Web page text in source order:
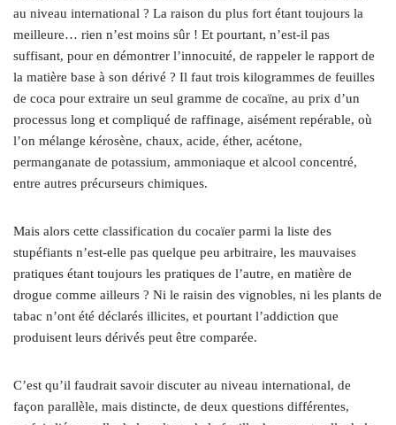
au niveau international ? La raison du plus fort étant toujours la
meilleure… rien n’est moins sûr ! Et pourtant, n’est-il pas
suffisant, pour en démontrer l’innocuité, de rappeler le rapport de
la matière base à son dérivé ? Il faut trois kilogrammes de feuilles
de coca pour extraire un seul gramme de cocaïne, au prix d’un
processus long et compliqué de raffinage, aisément repérable, où
l’on mélange kérosène, chaux, acide, éther, acétone,
permanganate de potassium, ammoniaque et alcool concentré,
entre autres précurseurs chimiques.
Mais alors cette classification du cocaïer parmi la liste des
stupéfiants n’est-elle pas quelque peu arbitraire, les mauvaises
pratiques étant toujours les pratiques de l’autre, en matière de
drogue comme ailleurs ? Ni le raisin des vignobles, ni les plants de
tabac n’ont été déclarés illicites, et pourtant l’addiction que
produisent leurs dérivés peut être comparée.
C’est qu’il faudrait savoir discuter au niveau international, de
façon parallèle, mais distincte, de deux questions différentes,